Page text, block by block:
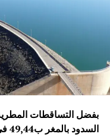
بفضل التساقطات
السدود بالمغر ب49,44 في المائة